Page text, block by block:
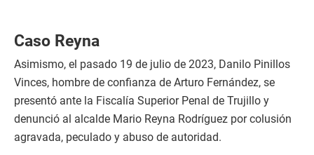
Caso Reyna
Asimismo, el pasado 19 de julio de 2023, Danilo Pinillos
Vinces, hombre de confianza de Arturo Fernández, se
presentó ante la Fiscalía Superior Penal de Trujillo y
denunció al alcalde Mario Reyna Rodríguez por colusión
agravada, peculado y abuso de autoridad.